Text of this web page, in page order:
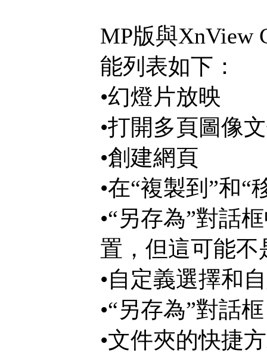
MP版與XnView
能列表如下：
•幻燈片放映
•打開多頁圖像
•創建網頁
•在“複製到”和
•“另存為”對話
置，但這可能
•自定義選擇和
•“另存為”對話
•文件夾的快捷